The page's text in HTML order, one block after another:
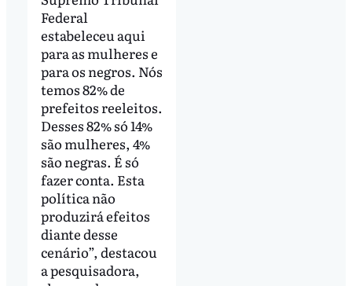
Federal
estabeleceu aqui
para as mulheres e
para os negros. Nós
temos 82% de
prefeitos reeleitos.
Desses 82% só 14%
são mulheres, 4%
são negras. É só
fazer conta. Esta
política não
produzirá efeitos
diante desse
cenário”, destacou
a pesquisadora,